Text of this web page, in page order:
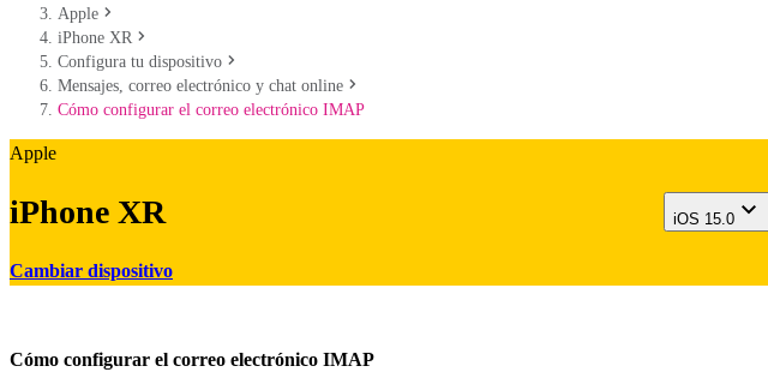
Apple
iPhone XR
Configura tu dispositivo
Mensajes, correo electrónico y chat online
Cómo configurar el correo electrónico IMAP
Apple
iPhone XR
Cambiar dispositivo
iOS 15.0
Cómo configurar el correo electrónico IMAP